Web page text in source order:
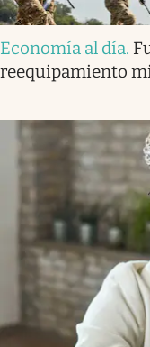
Economía al día.
reequipamiento